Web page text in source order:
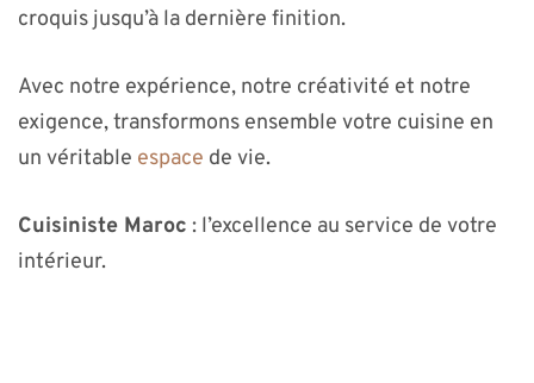
croquis jusqu’à la dernière finition.
Avec notre expérience, notre créativité et notre
exigence, transformons ensemble votre cuisine en
un véritable espace de vie.
Cuisiniste Maroc : l’excellence au service de votre
intérieur.